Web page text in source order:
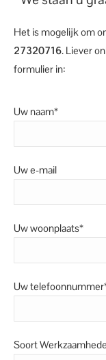
Het is mogelijk om
27320716. Liever
formulier in:
Uw naam*
Uw e-mail
Uw woonplaats*
Uw
Soort